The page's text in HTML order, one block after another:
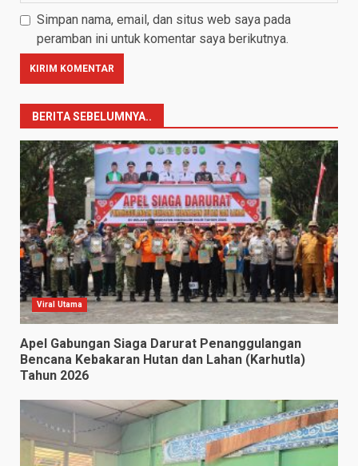
Simpan nama, email, dan situs web saya pada
peramban ini untuk komentar saya berikutnya.
BERITA SEBELUMNYA..
Viral Utama
Apel Gabungan Siaga Darurat Penanggulangan
Bencana Kebakaran Hutan dan Lahan (Karhutla)
Tahun 2026